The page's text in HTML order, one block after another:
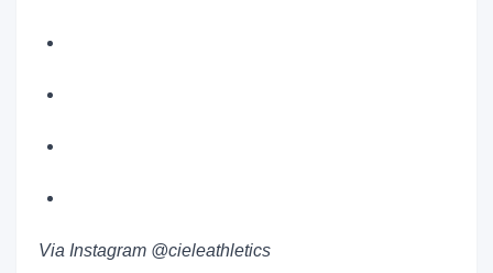
Via Instagram @cieleathletics